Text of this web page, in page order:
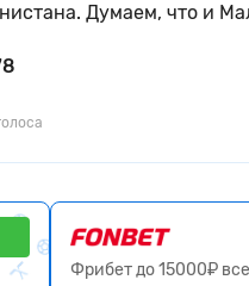
Думаем, что и
Фрибет до 15000₽